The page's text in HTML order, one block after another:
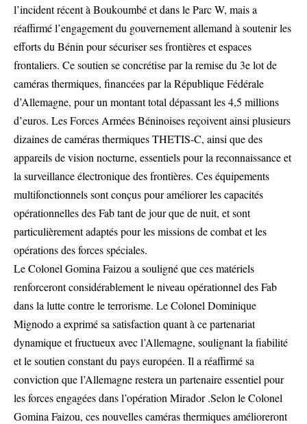
l’incident récent à Boukoumbé et dans le Parc W, mais a
réaffirmé l’engagement du gouvernement allemand à soutenir les
efforts du Bénin pour sécuriser ses frontières et espaces
frontaliers. Ce soutien se concrétise par la remise du 3e lot de
caméras thermiques, financées par la République Fédérale
d’Allemagne, pour un montant total dépassant les 4,5 millions
d’euros. Les Forces Armées Béninoises reçoivent ainsi plusieurs
dizaines de caméras thermiques THETIS-C, ainsi que des
appareils de vision nocturne, essentiels pour la reconnaissance et
la surveillance électronique des frontières. Ces équipements
multifonctionnels sont conçus pour améliorer les capacités
opérationnelles des Fab tant de jour que de nuit, et sont
particulièrement adaptés pour les missions de combat et les
opérations des forces spéciales.
Le Colonel Gomina Faizou a souligné que ces matériels
renforceront considérablement le niveau opérationnel des Fab
dans la lutte contre le terrorisme. Le Colonel Dominique
Mignodo a exprimé sa satisfaction quant à ce partenariat
dynamique et fructueux avec l’Allemagne, soulignant la fiabilité
et le soutien constant du pays européen. Il a réaffirmé sa
conviction que l’Allemagne restera un partenaire essentiel pour
les forces engagées dans l’opération Mirador .Selon le Colonel
Gomina Faizou, ces nouvelles caméras thermiques amélioreront